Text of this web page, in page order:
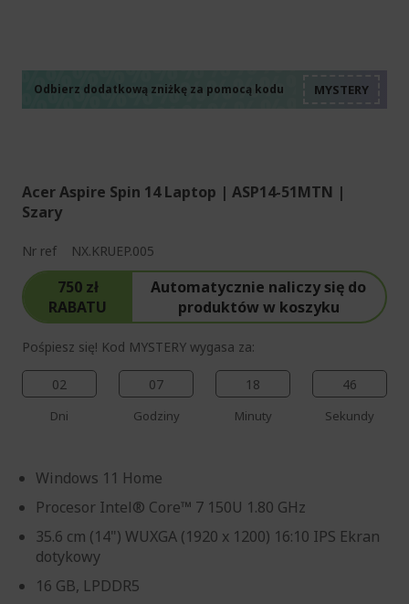
Odbierz dodatkową zniżkę za pomocą kodu
Acer Aspire Spin 14 Laptop | ASP14-51MTN |
Szary
Nr ref NX.KRUEP.005
750 zł
RABATU
Automatycznie naliczy się do
produktów w koszyku
Pośpiesz się! Kod MYSTERY wygasa za:
02
Dni
07
Godziny
18
Minuty
45
Sekundy
Windows 11 Home
Procesor Intel® Core™ 7 150U 1.80 GHz
35.6 cm (14") WUXGA (1920 x 1200) 16:10 IPS Ekran
dotykowy
16 GB, LPDDR5